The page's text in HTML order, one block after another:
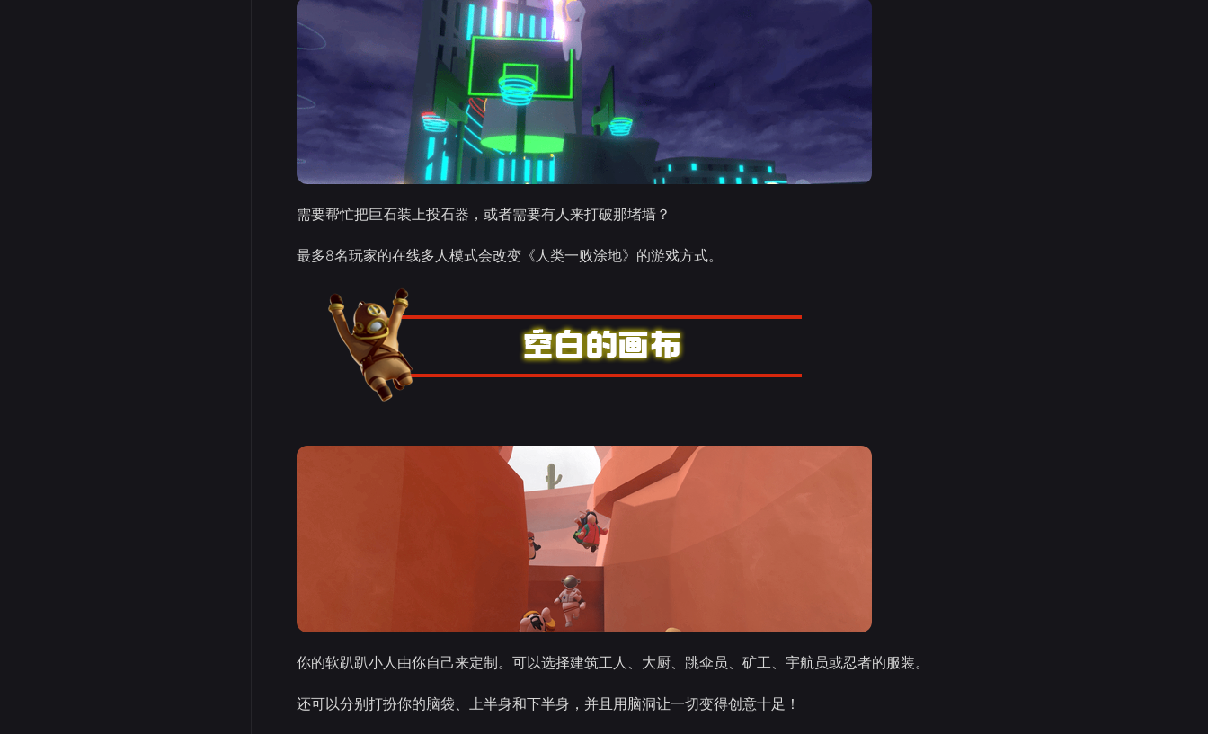
需要帮忙把巨石装上投石器，或者需要有人来打破那堵墙？
最多8名玩家的在线多人模式会改变《人类一败涂地》的游戏方式。
你的软趴趴小人由你自己来定制。可以选择建筑工人、大厨、跳伞员、矿工、宇航员或忍者的服装。
还可以分别打扮你的脑袋、上半身和下半身，并且用脑洞让一切变得创意十足！